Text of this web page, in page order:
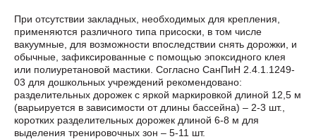
При отсутствии закладных, необходимых для крепления,
применяются различного типа присоски, в том числе
вакуумные, для возможности впоследствии снять дорожки, и
обычные, зафиксированные с помощью эпоксидного клея
или полиуретановой мастики. Согласно СанПиН 2.4.1.1249-
03 для дошкольных учреждений рекомендовано:
разделительных дорожек с яркой маркировкой длиной 12,5 м
(варьируется в зависимости от длины бассейна) – 2-3 шт.,
коротких разделительных дорожек длиной 6-8 м для
выделения тренировочных зон – 5-11 шт.